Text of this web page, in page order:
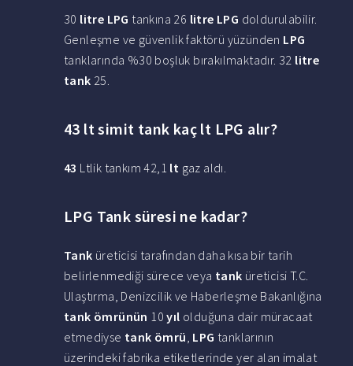
30 litre LPG tankına 26 litre LPG doldurulabilir.
Genleşme ve güvenlik faktörü yüzünden LPG
tanklarında %30 boşluk bırakılmaktadır. 32 litre
tank 25.
43 lt simit tank kaç lt LPG alır?
43 Ltlik tankım 42,1 lt gaz aldı.
LPG Tank süresi ne kadar?
Tank üreticisi tarafından daha kısa bir tarih
belirlenmediği sürece veya tank üreticisi T.C.
Ulaştırma, Denizcilik ve Haberleşme Bakanlığına
tank ömrünün 10yıl olduğuna dair müracaat
etmediyse tank ömrü, LPG tanklarının
üzerindeki fabrika etiketlerinde yer alan imalat